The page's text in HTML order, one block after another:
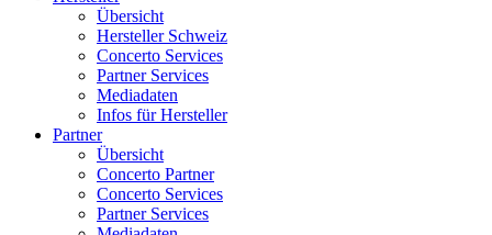
Übersicht
Hersteller Schweiz
Concerto Services
Partner Services
Mediadaten
Infos für Hersteller
Partner
Übersicht
Concerto Partner
Concerto Services
Partner Services